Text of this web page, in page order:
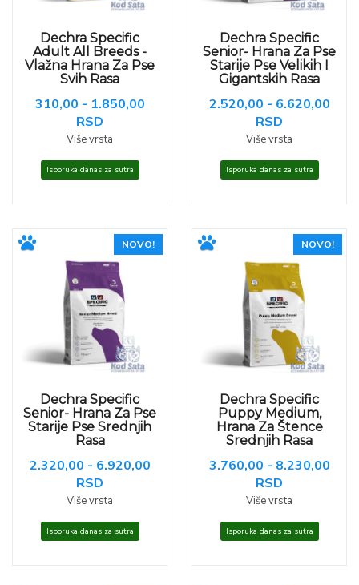
Dechra Specific
Adult All Breeds -
Vlažna Hrana Za Pse
Svih Rasa
310,00 - 1.850,00
RSD
Više vrsta
Isporuka danas za sutra
Dechra Specific
Senior- Hrana Za Pse
Starije Pse Velikih I
Gigantskih Rasa
2.520,00 - 6.620,00
RSD
Više vrsta
Isporuka danas za sutra
NOVO!
Dechra Specific
Senior- Hrana Za Pse
Starije Pse Srednjih
Rasa
2.320,00 - 6.920,00
RSD
Više vrsta
Isporuka danas za sutra
NOVO!
Dechra Specific
Puppy Medium,
Hrana Za Štence
Srednjih Rasa
3.760,00 - 8.230,00
RSD
Više vrsta
Isporuka danas za sutra